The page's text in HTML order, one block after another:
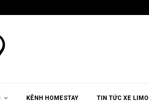
KÊNH HOMESTAY TIN TỨC XE